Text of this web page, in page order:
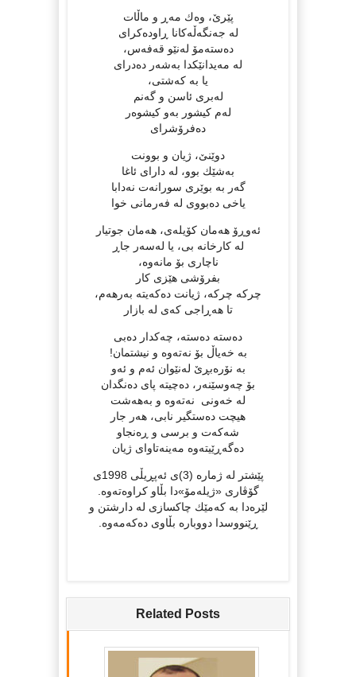
پێرێ، وه‌ك مه‌ڕ و ماڵات
له‌ جه‌نگه‌ڵه‌کانا ڕاوده‌کرای
ده‌سته‌مۆ له‌نێو قه‌فه‌س،
له‌ مه‌یدانێکدا به‌شه‌ر ده‌درای
یا به ‌که‌شتی،
له‌بری ئاسن و گه‌نم
له‌م کیشور به‌و کیشوه‌ر
ده‌فرۆشرای
دوێنێ، ژیان و بوونت
به‌شێك بوو، له‌ دارای ئاغا
گه‌ر به‌ بوێری سورانه‌‌ت نه‌دابا
یاخی ده‌بووی له‌ فه‌رمانی خوا
ئه‌وڕۆ هه‌مان کۆیله‌ی، هه‌مان جوتیار
له‌ کارخانه‌ بی، یا له‌سه‌ر جاڕ
ناچاری‌ بۆ مانه‌وه‌،
بفرۆشی هێزی کار
چرکه‌ چرکه‌، ژیانت ده‌که‌یته‌ به‌رهه‌م،
تا هه‌ڕاجی که‌ی له‌ بازار
ده‌سته‌ ده‌سته‌، چه‌کدار ده‌بی
به‌ خه‌یاڵ بۆ نه‌ته‌وه‌ و نیشتمان!
به‌ نۆره‌بڕێ له‌نێوان ئه‌م و ئه‌و
بۆ‌ چه‌وسێنه‌ر، ده‌چیته‌ پای ده‌نگدان
له‌ خه‌ونی نه‌ته‌وه‌ و به‌هه‌شت
هیچت ده‌ستگیر نابی، هه‌ر جار
شه‌که‌ت و برسی و ڕه‌نجاو
ده‌گه‌ڕێیته‌وه‌ مه‌ینه‌تاوای ژیان
پێشتر له‌ ژماره‌ (3)ی ئه‌پڕیڵی 1998ی
گۆڤاری «ژیله‌مۆ»دا بڵاو کراوه‌ته‌وه‌.
لێره‌دا به‌ که‌مێك چاکسازی له‌ دارشتن و
ڕێنووسدا دووباره‌ بڵاوی ده‌که‌مه‌وه‌.
Related Posts